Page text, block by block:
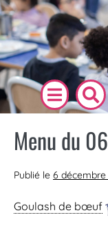
Menu du
Publié le 6 décembre
Goulash de bœuf